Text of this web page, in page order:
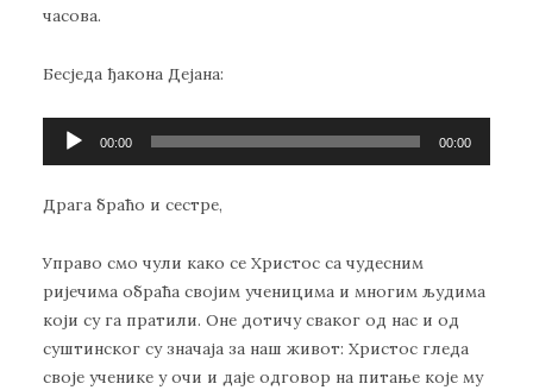
часова.
Бесједа ђакона Дејана:
Прегледач
00:00 00:00
Драга браћо и сестре,
Управо смо чули како се Христос са чудесним
ријечима обраћа својим ученицима и многим људима
који су га пратили. Оне дотичу сваког од нас и од
суштинског су значаја за наш живот: Христос гледа
своје ученике у очи и даје одговор на питање које му